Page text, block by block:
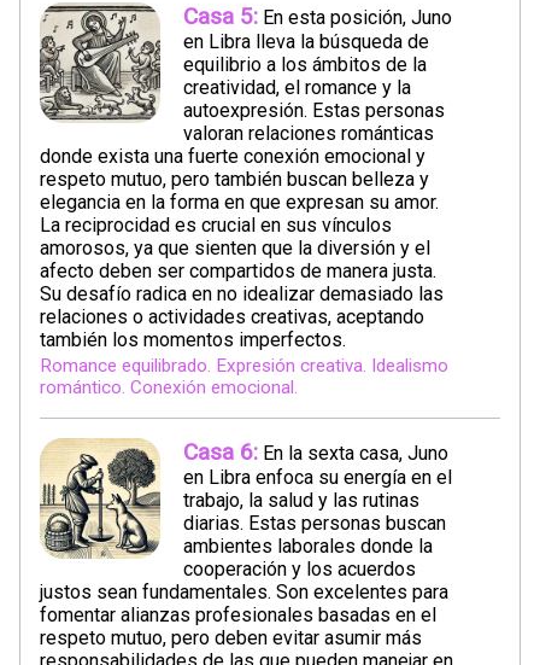
Casa 5: En esta posición, Juno
en Libra lleva la búsqueda de
equilibrio a los ámbitos de la
creatividad, el romance y la
autoexpresión. Estas personas
valoran relaciones románticas
donde exista una fuerte conexión emocional y
respeto mutuo, pero también buscan belleza y
elegancia en la forma en que expresan su amor.
La reciprocidad es crucial en sus vínculos
amorosos, ya que sienten que la diversión y el
afecto deben ser compartidos de manera justa.
Su desafío radica en no idealizar demasiado las
relaciones o actividades creativas, aceptando
también los momentos imperfectos.
Romance equilibrado. Expresión creativa. Idealismo
romántico. Conexión emocional.
Casa 6: En la sexta casa, Juno
en Libra enfoca su energía en el
trabajo, la salud y las rutinas
diarias. Estas personas buscan
ambientes laborales donde la
cooperación y los acuerdos
justos sean fundamentales. Son excelentes para
fomentar alianzas profesionales basadas en el
respeto mutuo, pero deben evitar asumir más